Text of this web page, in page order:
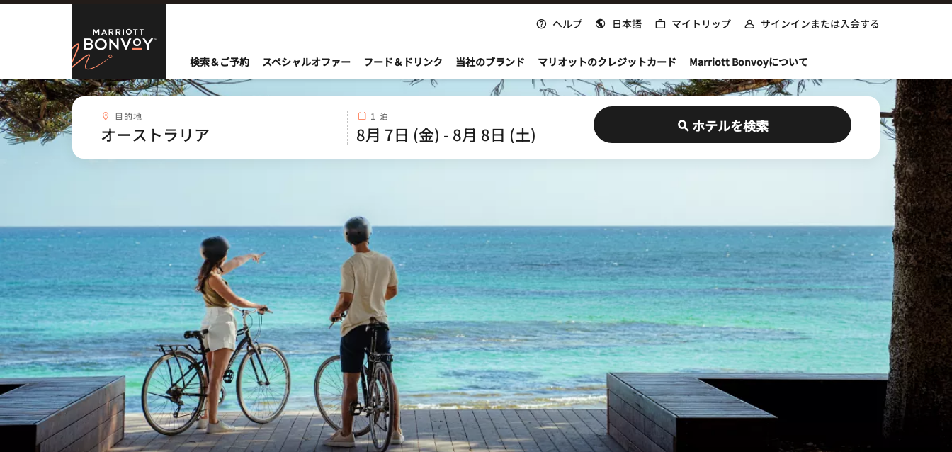
Skip to Content
Marriott Bonvoy
ヘルプ 日本語 マイトリップ サインインまたは入会する
検索＆ご予約 スペシャルオファー フード＆ドリンク 当社のブランド マリオットのクレジットカード Marriott Bonvoyについて
目的地combobox
目的地 1 泊 ホテルを検索